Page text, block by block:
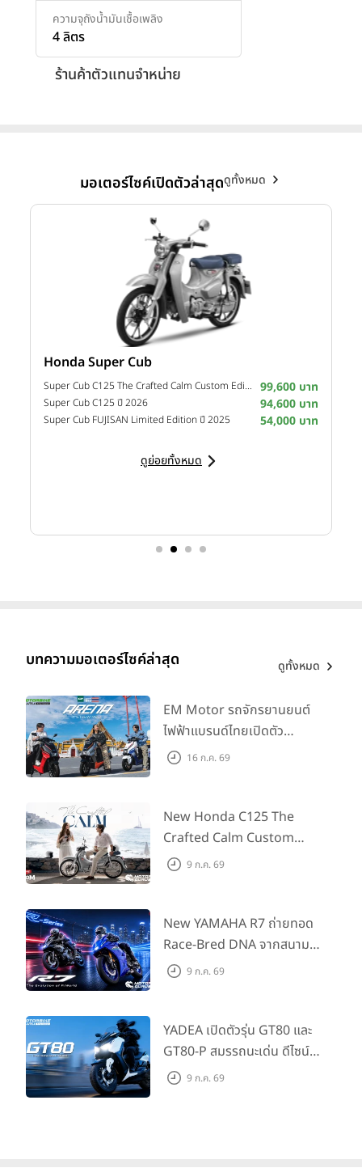
ความจุถังน้ำมันเชื้อเพลิง
4 ลิตร
ร้านค้าตัวแทนจำหน่าย
มอเตอร์ไซค์เปิดตัวล่าสุดดูทั้งหมด
Honda Super Cub
Super Cub C125 The Crafted Calm Custom Edition ปี 2026 99,600 บาท
Super Cub C125 ปี 2026 94,600 บาท
Super Cub FUJISAN Limited Edition ปี 2025 54,000 บาท
ดูย่อยทั้งหมด
บทความมอเตอร์ไซค์ล่าสุด ดูทั้งหมด
EM Motor รถจักรยานยนต์
ไฟฟ้าแบรนด์ไทยเปิดตัว
ARENA ที่มาในราคาพิเศษ
555 คันแรกรับฟรี Adapter
Type2 ฟรี
16 ก.ค. 69
New Honda C125 The
Crafted Calm Custom
Edition ถ่ายทอดความคลาสสิ
House Flagship Store ทั่ว
ประเทศ
9 ก.ค. 69
New YAMAHA R7 ถ่ายทอด
Race-Bred DNA จากสนาม
แข่งสู่ซูเปอร์สปอร์ตคลาสกลาง
9 ก.ค. 69
YADEA เปิดตัวรุ่น GT80 และ
GT80-P สมรรถนะเด่น ดีไซน์หรู
ปลอดภัย ราคาเข้าถึงง่าย จด
9 ก.ค. 69